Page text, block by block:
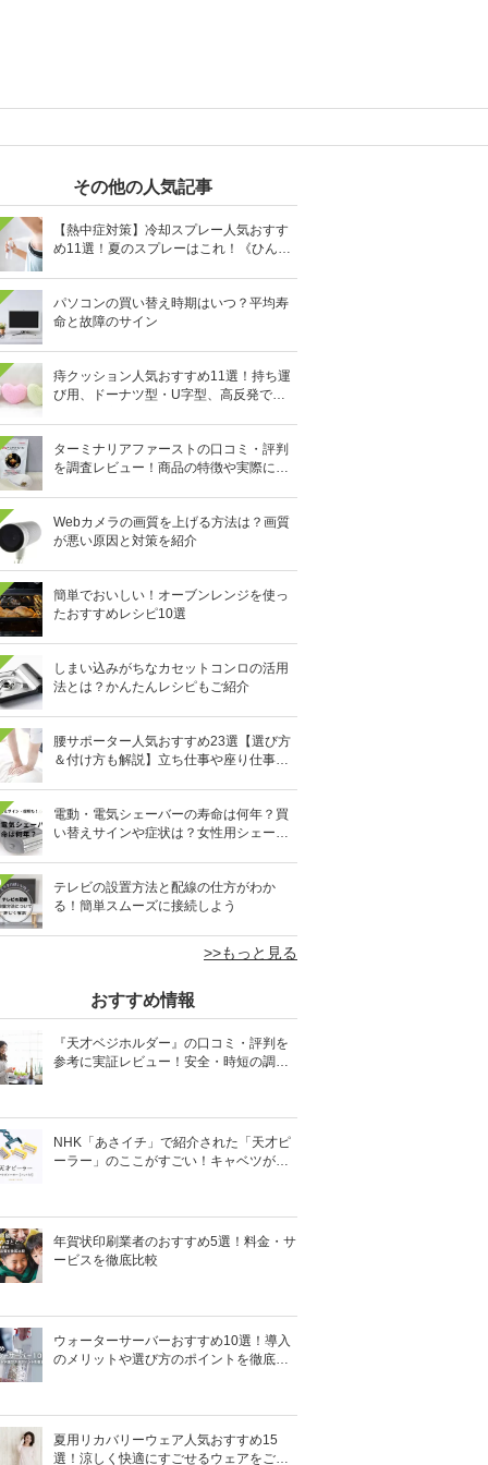
その他の人気記事
【熱中症対策】冷却スプレー人気おすす
め11選！夏のスプレーはこれ！《ひんや
パソコンの買い替え時期はいつ？平均寿
命と故障のサイン
痔クッション人気おすすめ11選！持ち運
び用、ドーナツ型・U字型、高反発で硬
ターミナリアファーストの口コミ・評判
を調査レビュー！商品の特徴や実際に飲
Webカメラの画質を上げる方法は？画質
が悪い原因と対策を紹介
簡単でおいしい！オーブンレンジを使っ
たおすすめレシピ10選
しまい込みがちなカセットコンロの活用
法とは？かんたんレシピもご紹介
腰サポーター人気おすすめ23選【選び方
＆付け方も解説】立ち仕事や座り仕事、
電動・電気シェーバーの寿命は何年？買
い替えサインや症状は？女性用シェーバ
テレビの設置方法と配線の仕方がわか
る！簡単スムーズに接続しよう
>>もっと見る
おすすめ情報
『天才ベジホルダー』の口コミ・評判を
参考に実証レビュー！安全・時短の調理
NHK「あさイチ」で紹介された「天才ピ
ーラー」のここがすごい！キャベツがほ
年賀状印刷業者のおすすめ5選！料金・サ
ービスを徹底比較
ウォーターサーバーおすすめ10選！導入
のメリットや選び方のポイントを徹底解
夏用リカバリーウェア人気おすすめ15
選！涼しく快適にすごせるウェアをご紹